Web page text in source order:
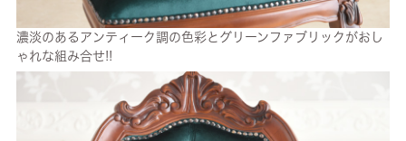
濃淡のあるアンティーク調の色彩とグリーンファブリックがおし
ゃれな組み合せ!!